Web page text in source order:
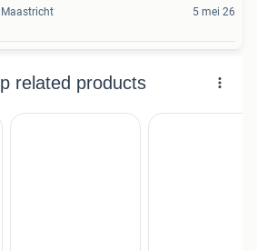
Maastricht 5 mei 26